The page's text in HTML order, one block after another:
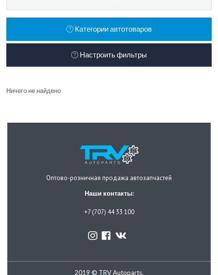
Категории автотоваров
Настроить фильтры
Ничего не найдено
Оптово-розничная продажа автозапчастей
Наши контакты:
+7 (707) 44 33 100
2019 © TRV Autoparts.